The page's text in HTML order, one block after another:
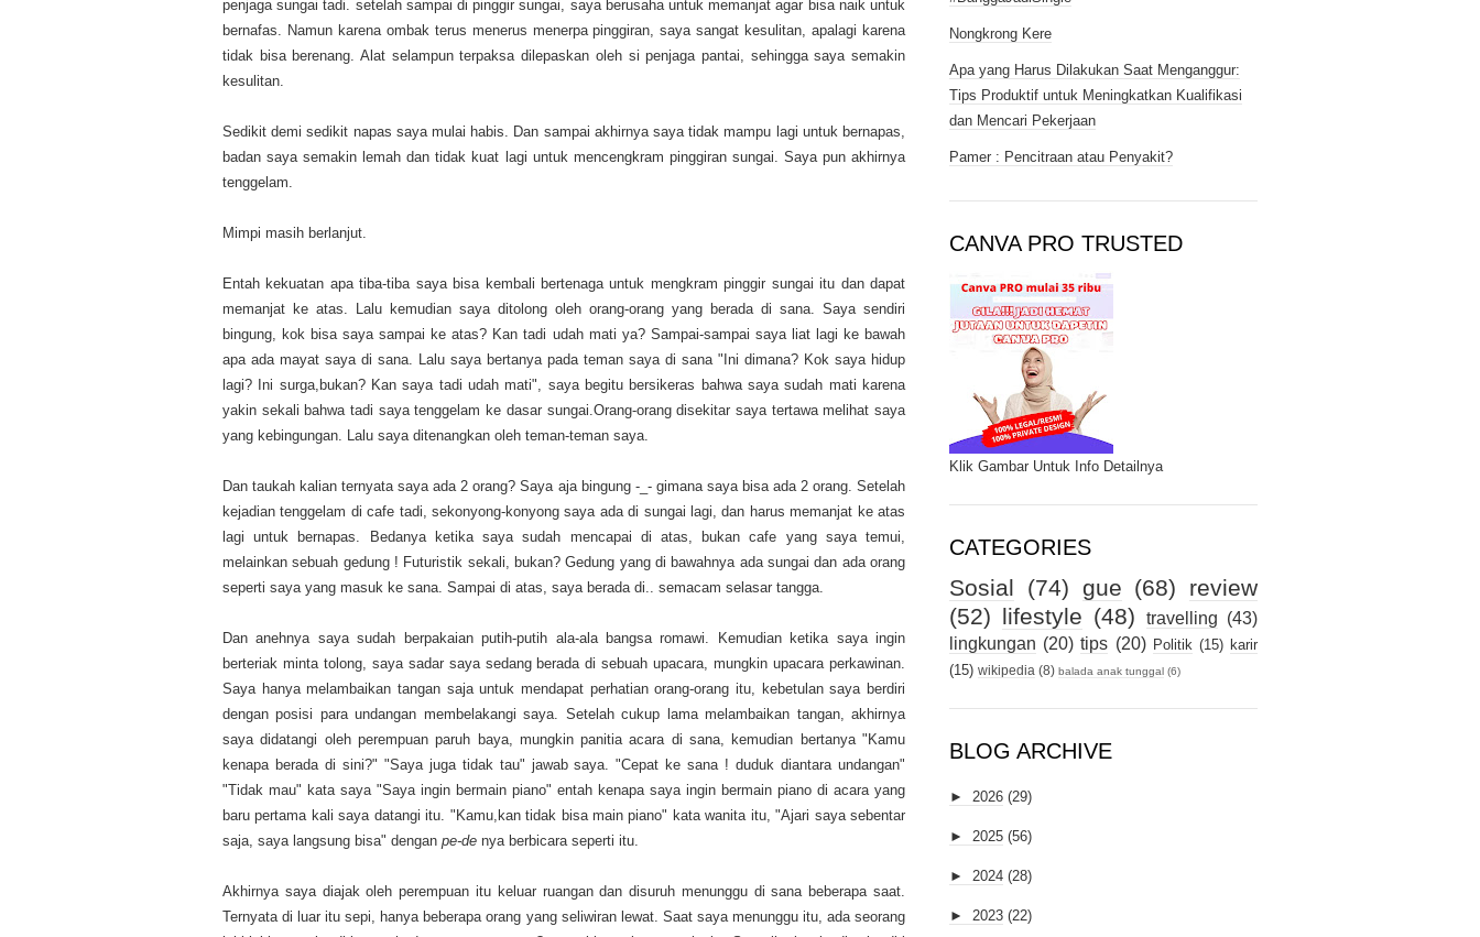
penjaga sungai tadi. setelah sampai di pinggir sungai, saya berusaha untuk memanjat agar bisa naik untuk
bernafas. Namun karena ombak terus menerus menerpa pinggiran, saya sangat kesulitan, apalagi karena
tidak bisa berenang. Alat selampun terpaksa dilepaskan oleh si penjaga pantai, sehingga saya semakin
kesulitan.
Sedikit demi sedikit napas saya mulai habis. Dan sampai akhirnya saya tidak mampu lagi untuk bernapas,
badan saya semakin lemah dan tidak kuat lagi untuk mencengkram pinggiran sungai. Saya pun akhirnya
tenggelam.
Mimpi masih berlanjut.
Entah kekuatan apa tiba-tiba saya bisa kembali bertenaga untuk mengkram pinggir sungai itu dan dapat
memanjat ke atas. Lalu kemudian saya ditolong oleh orang-orang yang berada di sana. Saya sendiri
bingung, kok bisa saya sampai ke atas? Kan tadi udah mati ya? Sampai-sampai saya liat lagi ke bawah
apa ada mayat saya di sana. Lalu saya bertanya pada teman saya di sana "Ini dimana? Kok saya hidup
lagi? Ini surga,bukan? Kan saya tadi udah mati", saya begitu bersikeras bahwa saya sudah mati karena
yakin sekali bahwa tadi saya tenggelam ke dasar sungai.Orang-orang disekitar saya tertawa melihat saya
yang kebingungan. Lalu saya ditenangkan oleh teman-teman saya.
Dan taukah kalian ternyata saya ada 2 orang? Saya aja bingung -_- gimana saya bisa ada 2 orang. Setelah
kejadian tenggelam di cafe tadi, sekonyong-konyong saya ada di sungai lagi, dan harus memanjat ke atas
lagi untuk bernapas. Bedanya ketika saya sudah mencapai di atas, bukan cafe yang saya temui,
melainkan sebuah gedung ! Futuristik sekali, bukan? Gedung yang di bawahnya ada sungai dan ada orang
seperti saya yang masuk ke sana. Sampai di atas, saya berada di.. semacam selasar tangga.
Dan anehnya saya sudah berpakaian putih-putih ala-ala bangsa romawi. Kemudian ketika saya ingin
berteriak minta tolong, saya sadar saya sedang berada di sebuah upacara, mungkin upacara perkawinan.
Saya hanya melambaikan tangan saja untuk mendapat perhatian orang-orang itu, kebetulan saya berdiri
dengan posisi para undangan membelakangi saya. Setelah cukup lama melambaikan tangan, akhirnya
saya didatangi oleh perempuan paruh baya, mungkin panitia acara di sana, kemudian bertanya "Kamu
kenapa berada di sini?" "Saya juga tidak tau" jawab saya. "Cepat ke sana ! duduk diantara undangan"
"Tidak mau" kata saya "Saya ingin bermain piano" entah kenapa saya ingin bermain piano di acara yang
baru pertama kali saya datangi itu. "Kamu,kan tidak bisa main piano" kata wanita itu, "Ajari saya sebentar
saja, saya langsung bisa" dengan pe-de nya berbicara seperti itu.
Akhirnya saya diajak oleh perempuan itu keluar ruangan dan disuruh menunggu di sana beberapa saat.
Ternyata di luar itu sepi, hanya beberapa orang yang seliwiran lewat. Saat saya menunggu itu, ada seorang
Nongkrong Kere
Apa yang Harus Dilakukan Saat Menganggur:
Tips Produktif untuk Meningkatkan Kualifikasi
dan Mencari Pekerjaan
Pamer : Pencitraan atau Penyakit?
CANVA PRO TRUSTED
Klik Gambar Untuk Info Detailnya
CATEGORIES
Sosial (74) gue (68)
review
(52) lifestyle (48) travelling (43)
lingkungan (20) tips (20) Politik (15) karir
(15) wikipedia (8) balada anak tunggal (6)
BLOG ARCHIVE
► 2026 (29)
► 2025 (56)
► 2024 (28)
► 2023 (22)